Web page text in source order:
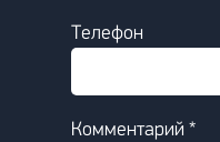
Телефон
Комментарий *